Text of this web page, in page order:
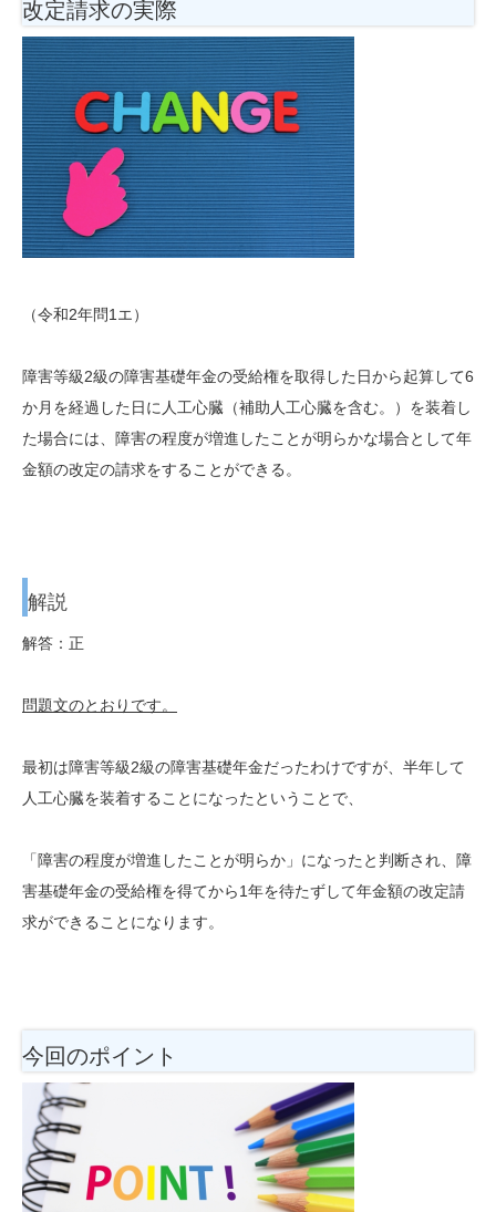
改定請求の実際
（令和2年問1エ）
障害等級2級の障害基礎年金の受給権を取得した日から起算して6
か月を経過した日に人工心臓（補助人工心臓を含む。）を装着し
た場合には、障害の程度が増進したことが明らかな場合として年
金額の改定の請求をすることができる。
解説
解答：正
問題文のとおりです。
最初は障害等級2級の障害基礎年金だったわけですが、半年して
人工心臓を装着することになったということで、
「障害の程度が増進したことが明らか」になったと判断され、障
害基礎年金の受給権を得てから1年を待たずして年金額の改定請
求ができることになります。
今回のポイント